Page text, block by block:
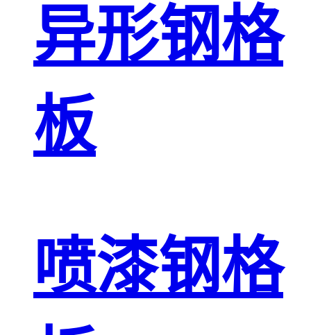
异形钢格
板
喷漆钢格